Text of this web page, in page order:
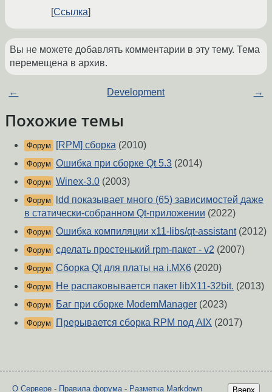
Ссылка
Вы не можете добавлять комментарии в эту тему. Тема
перемещена в архив.
← Development →
Похожие темы
Форум [RPM] сборка (2010)
Форум Ошибка при сборке Qt 5.3 (2014)
Форум Winex-3.0 (2003)
Форум
ldd показывает много (65) зависимостей даже
в статически-собранном Qt-приложении (2022)
Форум Ошибка компиляции x11-libs/qt-assistant(2012)
Форум сделать простенький rpm-пакет - v2 (2007)
Форум Сборка Qt для платы на i.MX6 (2020)
Форум Не распаковывается пакет libX11-32bit. (2013)
Форум Баг при сборке ModemManager (2023)
Форум Прерывается сборка RPM под AIX (2017)
Вверх
О Сервере - Правила форума- Разметка Markdown